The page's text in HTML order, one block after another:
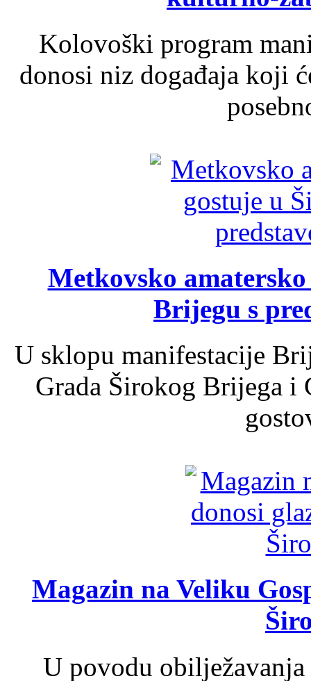
Kolovoški program
donosi niz događaja koji
Metkovsko
Brijegu s
U sklopu manifestacije
Grada Širokog Brijega
Magazin na Veliku
U povodu